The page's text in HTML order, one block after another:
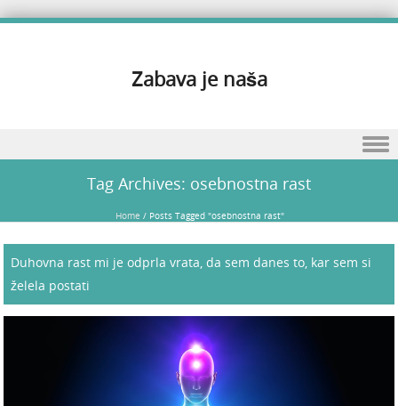
Zabava je naša
Tag Archives: osebnostna rast
Home / Posts Tagged "osebnostna rast"
Duhovna rast mi je odprla vrata, da sem danes to, kar sem si
želela postati